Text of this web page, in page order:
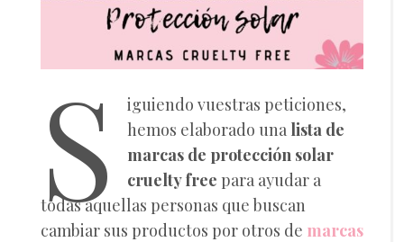
S
iguiendo vuestras peticiones,
hemos elaborado una lista de
marcas de protección solar
cruelty free para ayudar a
todas aquellas personas que buscan
cambiar sus productos por otros de marcas